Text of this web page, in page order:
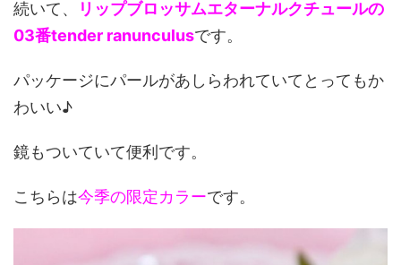
続いて、
リップブロッサムエターナルクチュールの
03番tender ranunculusです。
パッケージにパールがあしらわれていてとってもか
わいい♪
鏡もついていて便利です。
こちらは今季の限定カラーです。